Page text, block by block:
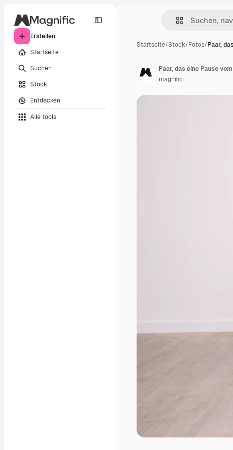
Erstellen
Startseite
Suchen
Stock
Entdecken
Alle tools
Startseite/Stock/Fotos/Paar,
Paar, das eine Pause
magnific